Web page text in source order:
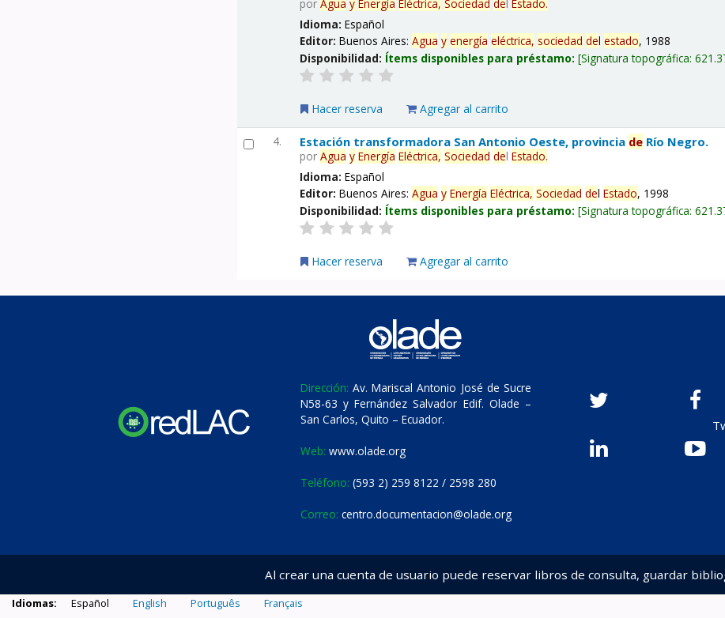
porAgua y Energía Eléctrica, Sociedad delEstado.
Idioma:Español
Editor:Buenos Aires:Agua y energía eléctrica, sociedad delestado, 1988
Disponibilidad: Ítems disponibles para préstamo: Signatura topográfica:
Hacer reserva Agregar al carrito
4. Estación transformadora San Antonio Oeste, provincia de Río Negro.
porAgua y Energía Eléctrica, Sociedad delEstado.
Idioma:Español
Editor:Buenos Aires:Agua y Energía Eléctrica, Sociedad delEstado, 1998
Disponibilidad: Ítems disponibles para préstamo: Signatura topográfica:
Hacer reserva Agregar al carrito
Dirección: Av. Mariscal Antonio José de Sucre
N58-63 y Fernández Salvador Edif. Olade –
San Carlos, Quito – Ecuador.
Web: www.olade.org
Teléfono: (593 2) 259 8122 / 2598 280
Correo: centro.documentacion@olade.org
Al crear una cuenta de usuario puede reservar libros de consulta, guardar
Idiomas: Español English Português Français